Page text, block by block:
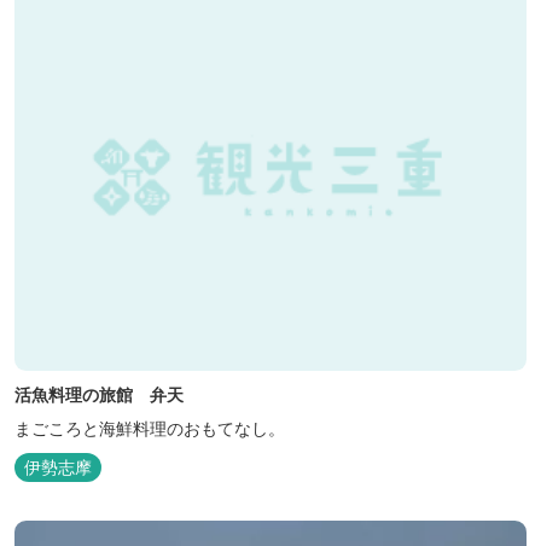
活魚料理の旅館 弁天
まごころと海鮮料理のおもてなし。
伊勢志摩